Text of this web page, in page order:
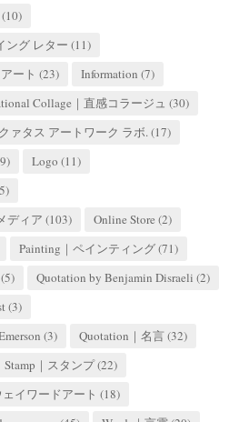
(10)
ング レター (11)
ート (23) Information (7)
Collage｜直感コラージュ (30)
ァタス アートワーク ラボ.(17)
Logo (11)
ディア (103) Online Store (2)
Painting｜ペインティング(71)
(5) Quotation by Benjamin Disraeli (2)
(3)
(3) Quotation｜名言(32)
Stamp｜スタンプ(22)
イワードアート (18)